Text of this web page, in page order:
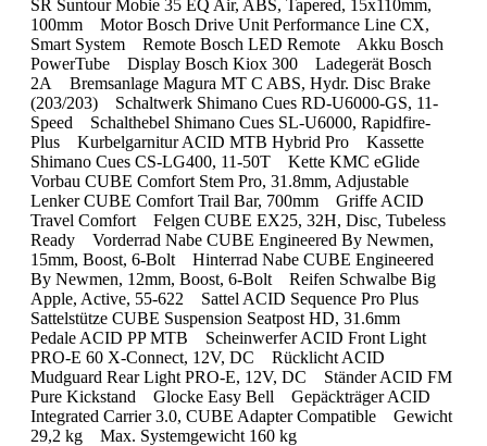
SR Suntour Mobie 35 EQ Air, ABS, Tapered, 15x110mm,
100mm Motor Bosch Drive Unit Performance Line CX,
Smart System Remote Bosch LED Remote Akku Bosch
PowerTube Display Bosch Kiox 300 Ladegerät Bosch
2A Bremsanlage Magura MT C ABS, Hydr. Disc Brake
(203/203) Schaltwerk Shimano Cues RD-U6000-GS, 11-
Speed Schalthebel Shimano Cues SL-U6000, Rapidfire-
Plus Kurbelgarnitur ACID MTB Hybrid Pro Kassette
Shimano Cues CS-LG400, 11-50T Kette KMC eGlide
Vorbau CUBE Comfort Stem Pro, 31.8mm, Adjustable
Lenker CUBE Comfort Trail Bar, 700mm Griffe ACID
Travel Comfort Felgen CUBE EX25, 32H, Disc, Tubeless
Ready Vorderrad Nabe CUBE Engineered By Newmen,
15mm, Boost, 6-Bolt Hinterrad Nabe CUBE Engineered
By Newmen, 12mm, Boost, 6-Bolt Reifen Schwalbe Big
Apple, Active, 55-622 Sattel ACID Sequence Pro Plus
Sattelstütze CUBE Suspension Seatpost HD, 31.6mm
Pedale ACID PP MTB Scheinwerfer ACID Front Light
PRO-E 60 X-Connect, 12V, DC Rücklicht ACID
Mudguard Rear Light PRO-E, 12V, DC Ständer ACID FM
Pure Kickstand Glocke Easy Bell Gepäckträger ACID
Integrated Carrier 3.0, CUBE Adapter Compatible Gewicht
29,2 kg Max. Systemgewicht 160 kg